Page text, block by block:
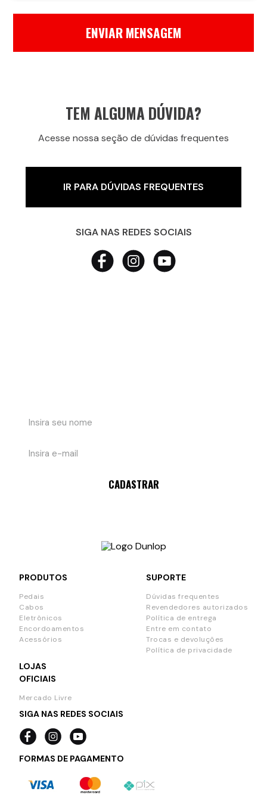
ENVIAR MENSAGEM
TEM ALGUMA DÚVIDA?
Acesse nossa seção de dúvidas frequentes
IR PARA DÚVIDAS FREQUENTES
SIGA NAS REDES SOCIAIS
CADASTRAR
PRODUTOS
Pedais
Cabos
Eletrônicos
Encordoamentos
Acessórios
SUPORTE
Dúvidas frequentes
Revendedores autorizados
Política de entrega
Entre em contato
Trocas e devoluções
Política de privacidade
LOJAS
OFICIAIS
Mercado Livre
SIGA NAS REDES SOCIAIS
FORMAS DE PAGAMENTO